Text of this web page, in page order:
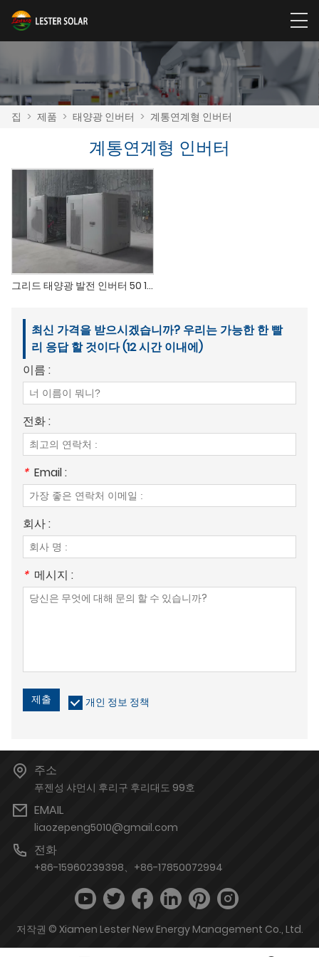
집 > 제품 > 태양광 인버터 > 계통연계형 인버터
계통연계형 인버터
그리드 태양광 발전 인버터 50 110KW의 공장 가격
최신 가격을 받으시겠습니까? 우리는 가능한 한 빨
리 응답 할 것이다 (12 시간 이내에)
이름 :
전화 :
* Email :
회사 :
* 메시지 :
제출 개인 정보 정책
주소
푸젠성 샤먼시 후리구 후리대도 99호
EMAIL
liaozepeng5010@gmail.com
전화
+86-15960239398、+86-17850072994
저작권 © Xiamen Lester New Energy Management Co., Ltd.